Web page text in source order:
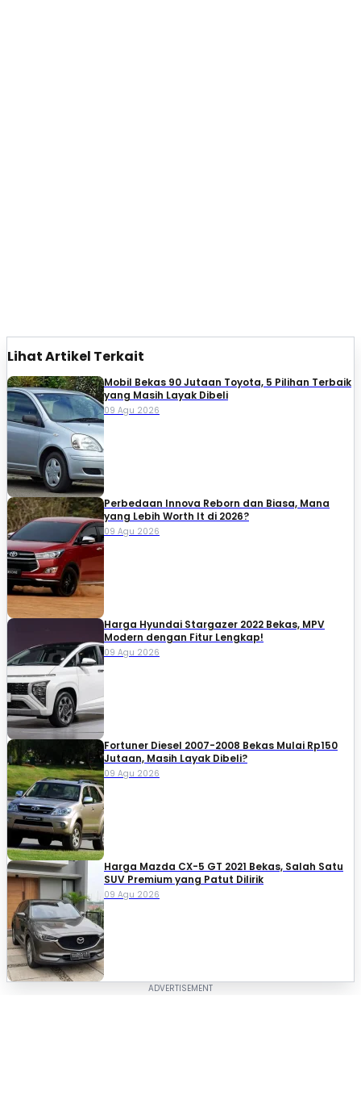
Lihat Artikel Terkait
Mobil Bekas 90 Jutaan Toyota, 5 Pilihan Terbaik
yang Masih Layak Dibeli
09 Agu 2026
Perbedaan Innova Reborn dan Biasa, Mana
yang Lebih Worth It di 2026?
09 Agu 2026
Harga Hyundai Stargazer 2022 Bekas, MPV
Modern dengan Fitur Lengkap!
09 Agu 2026
Fortuner Diesel 2007-2008 Bekas Mulai Rp150
Jutaan, Masih Layak Dibeli?
09 Agu 2026
Harga Mazda CX-5 GT 2021 Bekas, Salah Satu
SUV Premium yang Patut Dilirik
09 Agu 2026